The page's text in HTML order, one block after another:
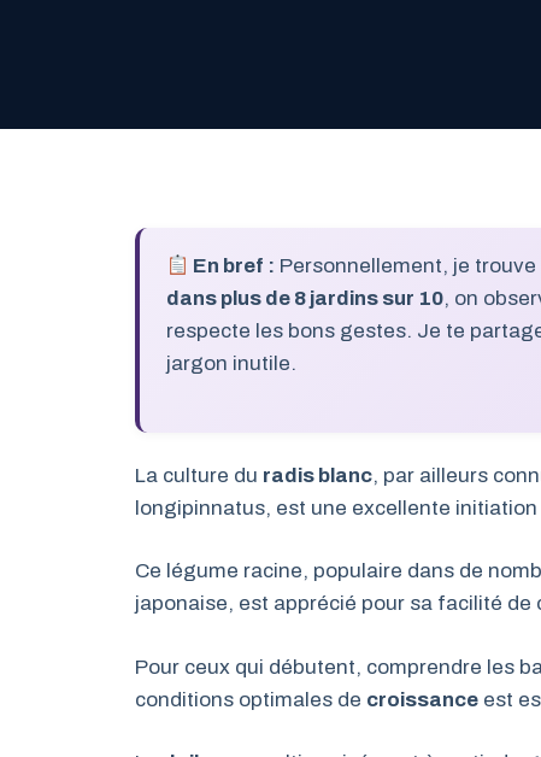
En bref : Personnellement, je
dans plus de 8 jardins sur 10, on
respecte les bons gestes. Je te
jargon inutile.
La culture du radis blanc, par ailleurs
longipinnatus, est une excellente
Ce légume racine, populaire dans de
japonaise, est apprécié pour sa facilité
Pour ceux qui débutent, comprendre les
conditions optimales de croissance est